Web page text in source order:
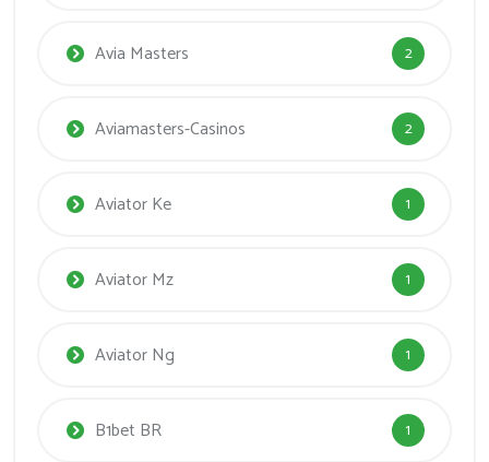
Avia Masters 2
Aviamasters-Casinos 2
Aviator Ke 1
Aviator Mz 1
Aviator Ng 1
B1bet BR 1